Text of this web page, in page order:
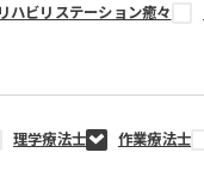
ハビリステーション癒々
理学療法士 作業療法士